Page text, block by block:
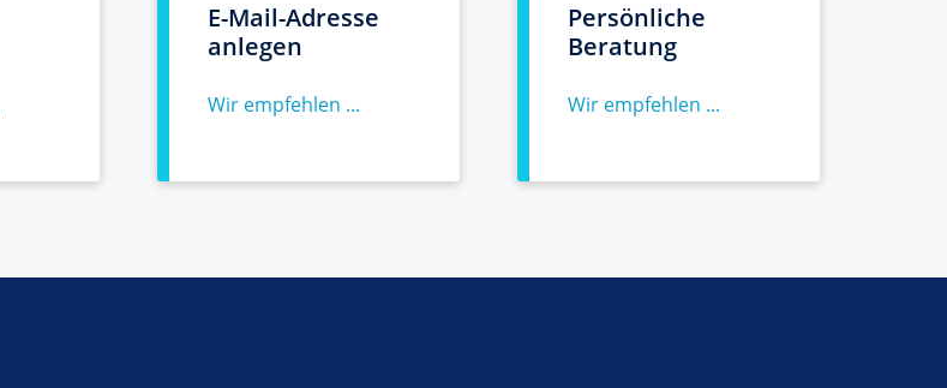
E-Mail-Adresse
anlegen
Wir empfehlen ...
Persönliche
Beratung
Wir empfehlen ...